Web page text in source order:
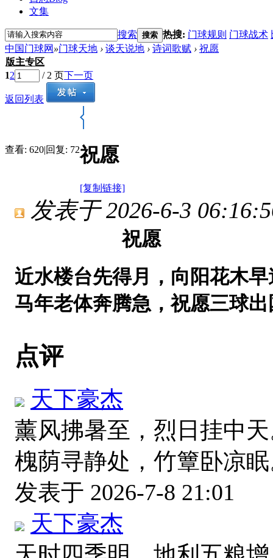
文集
搜索 搜索 热搜: 门球规则 门球战术
中国门球网 »门球天地 › 谈天说地 › 诗词歌赋 › 祝愿
版主专区
12 / 2 页下一页
返回列表
查看: 620|回复: 72祝愿
[复制链接]
发表于 2026-6-3
祝愿
近水楼台先得月，向阳花木
马年老体奔腾急，祝愿三球
点评
天下豪杰
薰风拂暑至，烈日挂中
槐荫寻静处，竹簟卧凉
发表于 2026-7-8 21:01
天下豪杰